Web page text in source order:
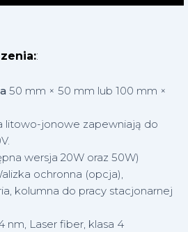
:
50 mm × 50 mm lub 100 mm ×
litowo-jonowe zapewniają do
wersja 20W oraz 50W)
ochronna (opcja),
kolumna do pracy stacjonarnej
nm, Laser fiber, klasa 4